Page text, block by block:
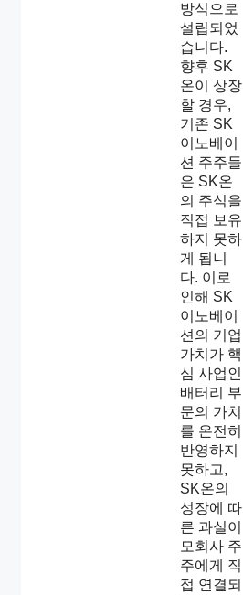
방식으로
설립되었
습니다.
향후 SK
온이 상장
할 경우,
기존 SK
이노베이
션 주주들
은 SK온
의 주식을
직접 보유
하지 못하
게 됩니
다. 이로
인해 SK
이노베이
션의 기업
가치가 핵
심 사업인
배터리 부
문의 가치
를 온전히
반영하지
못하고,
SK온의
성장에 따
른 과실이
모회사 주
주에게 직
접 연결되